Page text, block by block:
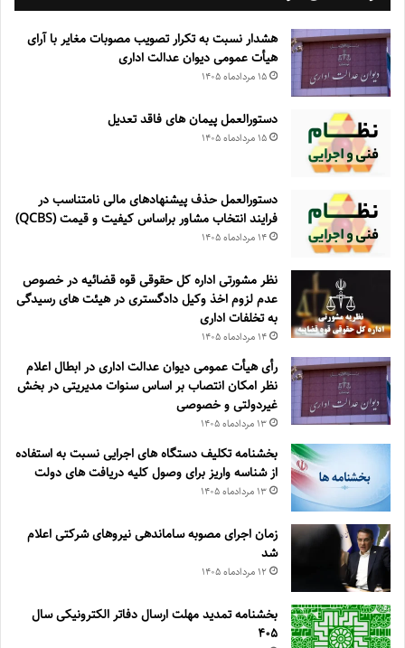
هشدار نسبت به تکرار تصویب مصوبات مغایر با آرای
هیأت عمومی دیوان عدالت اداری
۱۵ مرداد‌ماه ۱۴۰۵
دستورالعمل پیمان های فاقد تعدیل
۱۵ مرداد‌ماه ۱۴۰۵
دستورالعمل حذف پيشنهادهای مالی نامتناسب در
فرايند انتخاب مشاور براساس كيفيت و قيمت (QCBS)
۱۴ مرداد‌ماه ۱۴۰۵
نظر مشورتی اداره کل حقوقی قوه قضائیه در خصوص
عدم لزوم اخذ وکیل دادگستری در هیئت های رسیدگی
به تخلفات اداری
۱۴ مرداد‌ماه ۱۴۰۵
رأی هیأت عمومی دیوان عدالت اداری در ابطال اعلام
نظر امکان انتصاب بر اساس سنوات مدیریتی در بخش
غیردولتی و خصوصی
۱۳ مرداد‌ماه ۱۴۰۵
بخشنامه تکلیف دستگاه های اجرایی نسبت به استفاده
از شناسه واریز برای وصول کلیه دریافت های دولت
۱۳ مرداد‌ماه ۱۴۰۵
زمان اجرای مصوبه ساماندهی نیروهای شرکتی اعلام
شد
۱۲ مرداد‌ماه ۱۴۰۵
بخشنامه تمدید مهلت ارسال دفاتر الکترونیکی سال
۴۰۵